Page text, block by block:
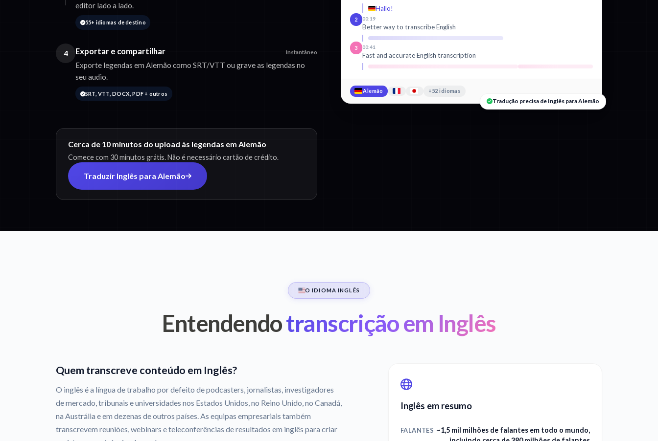
editor lado a lado.
55+ idiomas de destino
4 Exportar e compartilhar Instantâneo
Exporte legendas em Alemão como SRT/VTT ou grave as legendas no
seu audio.
SRT, VTT, DOCX, PDF + outros
Cerca de 10 minutos do upload às legendas em Alemão
Comece com 30 minutos grátis. Não é necessário cartão de crédito.
Traduzir Inglês para Alemão
Hallo!
2 00:19
Better way to transcribe English
3 00:41
Fast and accurate English transcription
Alemão +52 idiomas
Tradução precisa de Inglês para Alemão
O IDIOMA INGLÊS
Entendendotranscrição em Inglês
Quem transcreve conteúdo em Inglês?
O inglês é a língua de trabalho por defeito de podcasters, jornalistas, investigadores
de mercado, tribunais e universidades nos Estados Unidos, no Reino Unido, no Canadá,
na Austrália e em dezenas de outros países. As equipas empresariais também
transcrevem reuniões, webinars e teleconferências de resultados em inglês para criar
Inglês em resumo
FALANTES ~1,5 mil milhões de falantes em todo o mundo,